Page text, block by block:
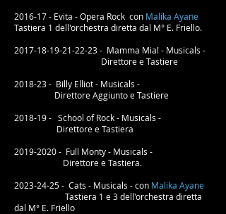
2016-17- Evita - Opera Rock con Malika Ayane
Tastiera 1 dell'orchestra diretta dal M° E. Friello.
2017-18-19-21-22-23- Mamma Mia! - Musicals -
Direttore e Tastiere
2018-23- Billy Elliot - Musicals -
DirettoreAggiuntoe Tastiere
2018-19 - School of Rock - Musicals -
Direttore e Tastiera
2019-2020- Full Monty - Musicals -
Direttore e Tastiera.
2023-24-25- Cats - Musicals - con Malika Ayane
Tastiera 1 e 3dell'orchestra diretta
dal M° E. Friello